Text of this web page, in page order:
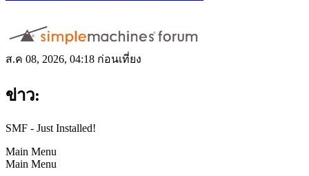
ส.ค 08, 2026, 04:18 ก่อนเที่ยง
ข่าว:
SMF - Just Installed!
Main Menu
Main Menu